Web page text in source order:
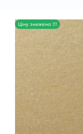
Ціну знижено !!!